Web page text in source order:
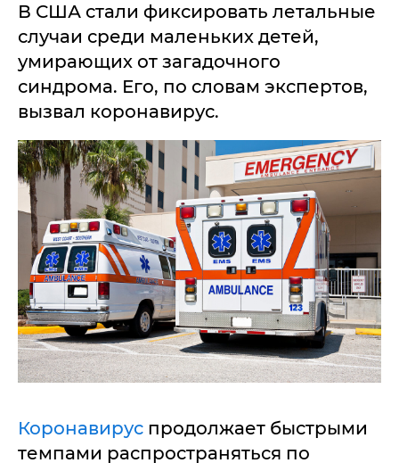
В США стали фиксировать летальные
случаи среди маленьких детей,
умирающих от загадочного
синдрома. Его, по словам экспертов,
вызвал коронавирус.
Коронавирус продолжает быстрыми
темпами распространяться по